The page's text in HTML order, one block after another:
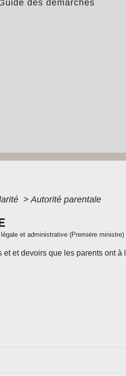
des démarches
> Autorité parentale
et administrative (Première ministre)
et devoirs que les parents ont